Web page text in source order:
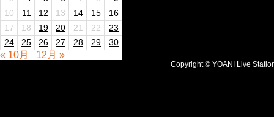
10
11 12 13 14 15
16
17
18 19 20 21 22
23
24
25 26 27 28 29 30
« 10月 12月 »
Copyright © YOANI Live